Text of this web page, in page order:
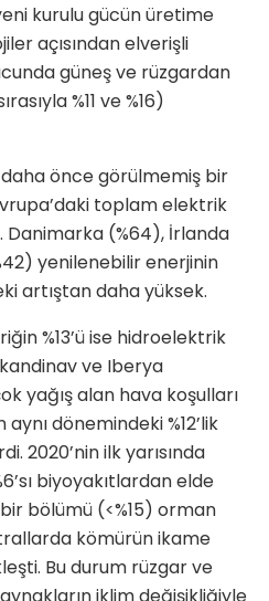
kurulu gücün üretime
açısından elverişli
güneş ve rüzgardan
%11 ve %16)
önce görülmemiş bir
toplam elektrik
Danimarka (%64), İrlanda
yenilenebilir enerjinin
artıştan daha yüksek.
%13’ü ise hidroelektrik
ve Iberya
yağış alan hava koşulları
dönemindeki %12’lik
2020’nin ilk yarısında
biyoyakıtlardan elde
bölümü (<%15) orman
kömürün ikame
Bu durum rüzgar ve